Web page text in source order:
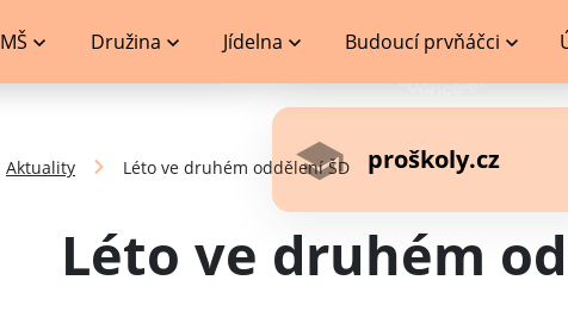
MŠ Družina Jídelna Budoucí prvňáčci
proškoly.cz
Aktuality Léto ve druhém oddělení ŠD
Léto ve druhém